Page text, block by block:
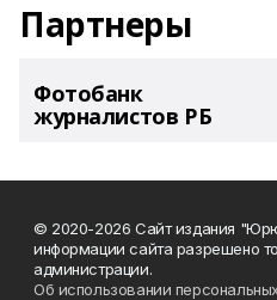
Партнеры
Фотобанк
журналистов РБ
© 2020-2026 Сайт издания
информации сайта разрешено
администрации.
Об использовании